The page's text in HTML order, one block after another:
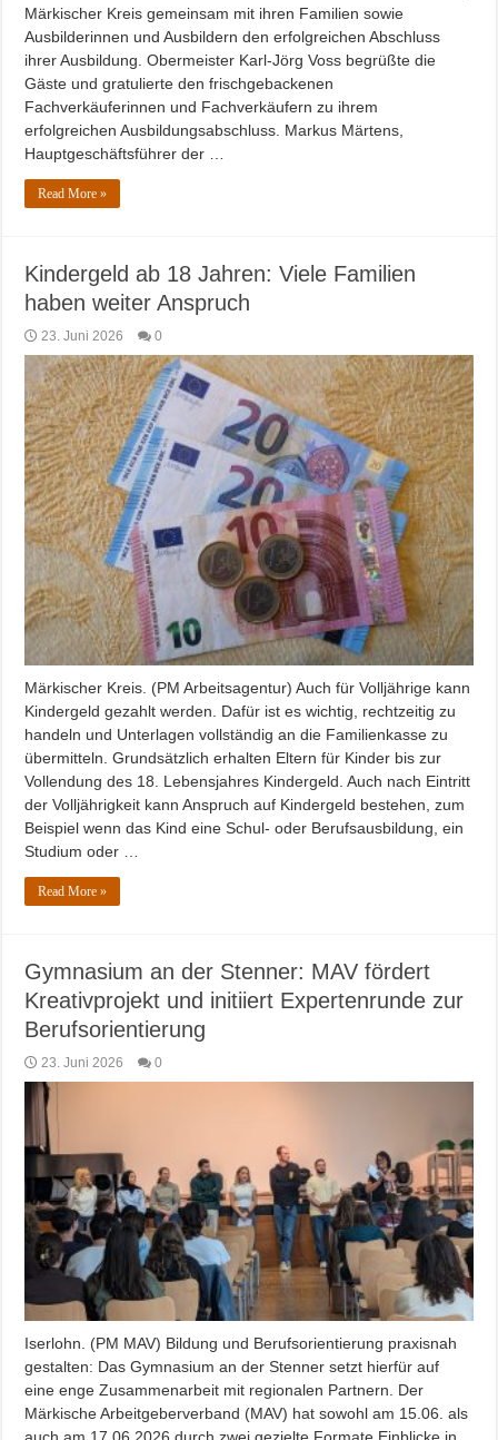
Märkischer Kreis gemeinsam mit ihren Familien sowie
Ausbilderinnen und Ausbildern den erfolgreichen Abschluss
ihrer Ausbildung. Obermeister Karl-Jörg Voss begrüßte die
Gäste und gratulierte den frischgebackenen
Fachverkäuferinnen und Fachverkäufern zu ihrem
erfolgreichen Ausbildungsabschluss. Markus Märtens,
Hauptgeschäftsführer der …
Read More »
Kindergeld ab 18 Jahren: Viele Familien
haben weiter Anspruch
23. Juni 2026 0
Märkischer Kreis. (PM Arbeitsagentur) Auch für Volljährige kann
Kindergeld gezahlt werden. Dafür ist es wichtig, rechtzeitig zu
handeln und Unterlagen vollständig an die Familienkasse zu
übermitteln. Grundsätzlich erhalten Eltern für Kinder bis zur
Vollendung des 18. Lebensjahres Kindergeld. Auch nach Eintritt
der Volljährigkeit kann Anspruch auf Kindergeld bestehen, zum
Beispiel wenn das Kind eine Schul- oder Berufsausbildung, ein
Studium oder …
Read More »
Gymnasium an der Stenner: MAV fördert
Kreativprojekt und initiiert Expertenrunde zur
Berufsorientierung
23. Juni 2026 0
Iserlohn. (PM MAV) Bildung und Berufsorientierung praxisnah
gestalten: Das Gymnasium an der Stenner setzt hierfür auf
eine enge Zusammenarbeit mit regionalen Partnern. Der
Märkische Arbeitgeberverband (MAV) hat sowohl am 15.06. als